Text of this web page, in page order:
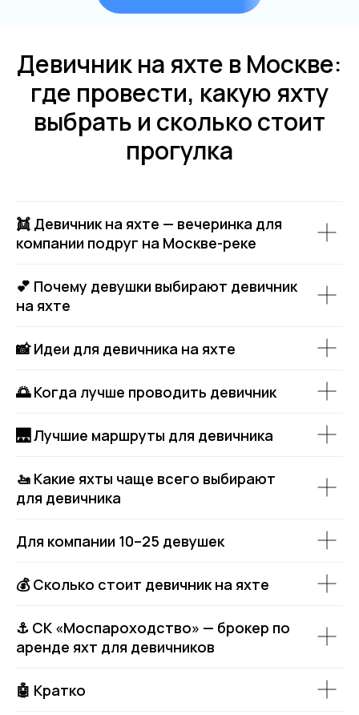
Девичник на яхте в Москве:
где провести, какую яхту
выбрать и сколько стоит
прогулка
👯 Девичник на яхте — вечеринка для
компании подруг на Москве-реке
💕 Почему девушки выбирают девичник
на яхте
📸 Идеи для девичника на яхте
🌅 Когда лучше проводить девичник
🌉 Лучшие маршруты для девичника
🚤 Какие яхты чаще всего выбирают
для девичника
Для компании 10–25 девушек
💰 Сколько стоит девичник на яхте
⚓ СК «Моспароходство» — брокер по
аренде яхт для девичников
🤖 Кратко